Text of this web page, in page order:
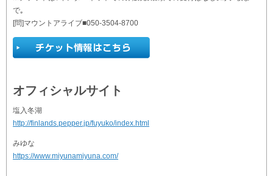
で｡
[問]マウントアライブ■050-3504-8700
オフィシャルサイト
塩入冬湖
http://finlands.pepper.jp/fuyuko/index.html
みゆな
https://www.miyunamiyuna.com/